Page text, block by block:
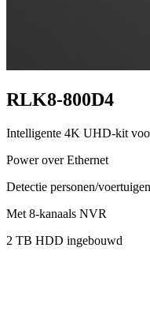
RLK8-800D4
Intelligente 4K UHD-kit
Power over Ethernet
Detectie personen/
Met 8-kanaals NVR
2 TB HDD ingebouwd